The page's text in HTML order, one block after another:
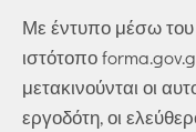
Με έντυπο μέσω
ιστότοπο
μετακινούνται οι
εργοδότη, οι